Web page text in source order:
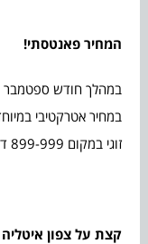
המחיר פאנטסתי!
זוגי במקום 899-999 דולר לאדם בחדר זוגי.
קצת על צפון איטליה